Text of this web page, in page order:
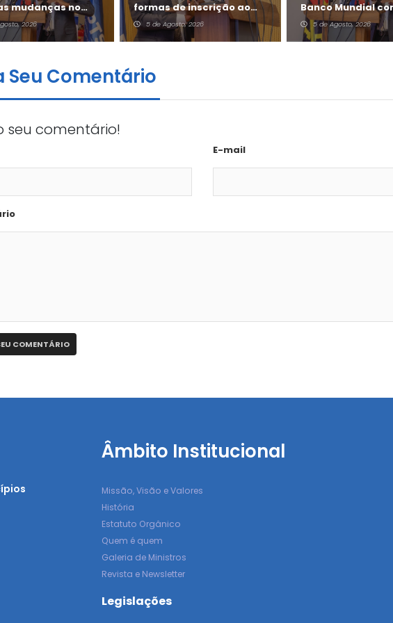
mudanças no
+
2026
formas de inscrição ao
Jovem +
5 de Agosto, 2026
Banco Mundial
milhões de dólares
5 de Agosto, 2026
Seu Comentário
seu comentário!
E-mail
COMENTÁRIO
Âmbito Institucional
Missão, Visão e Valores
História
Estatuto Orgânico
Quem é quem
Galeria de Ministros
Revista e Newsletter
Legislações